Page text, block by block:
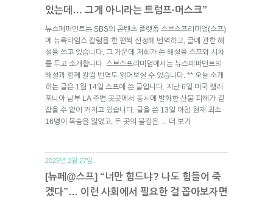
있는데… 그게 아니라는 트럼프·머스크”
뉴스페퍼민트는 SBS의 콘텐츠 플랫폼 스브스프리미엄(스프)
에 뉴욕타임스 칼럼을 한 편씩 선정해 번역하고, 글에 관한 해
설을 쓰고 있습니다. 그 가운데 저희가 쓴 해설을 스프와 시차
를 두고 소개합니다. 스브스프리미엄에서는 뉴스페퍼민트의
해설과 함께 칼럼 번역도 읽어보실 수 있습니다. ** 오늘 소개
하는 글은 1월 14일 스프에 쓴 글입니다. 지난 6일 미국 캘리
포니아 남부 LA 주변 곳곳에서 동시에 발화한 산불 피해가 걷
잡을 수 없이 커지고 있습니다. 글을 쓴 13일 아침 현재 최소
16명이 목숨을 잃었고, 두 곳의 불길은 → 더 보기
2025년 2월 27일.
[뉴페@스프] “너만 힘드냐? 나도 힘들어 죽
겠다”… 이런 사회에서 필요한 걸 꼽아보자면